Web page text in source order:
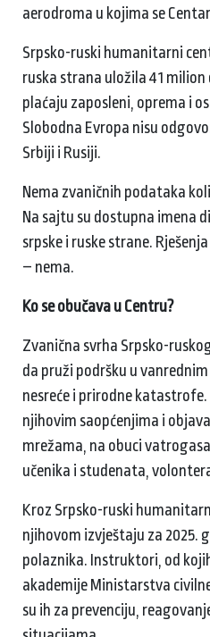
aerodroma u kojima se
Srpsko-ruski humanitarni
ruska strana uložila 41 milion
plaćaju zaposleni, oprema i
Slobodna Evropa nisu
Srbiji i Rusiji.
Nema zvaničnih podataka
Na sajtu su dostupna imena
srpske i ruske strane.
– nema.
Ko se obučava u Centru?
Zvanična svrha Srpsko-
da pruži podršku u
nesreće i prirodne katastrofe.
njihovim saopćenjima i
mrežama, na obuci
učenika i studenata,
Kroz Srpsko-ruski
njihovom izvještaju za 2025.
polaznika. Instruktori, od
akademije Ministarstva
su ih za prevenciju,